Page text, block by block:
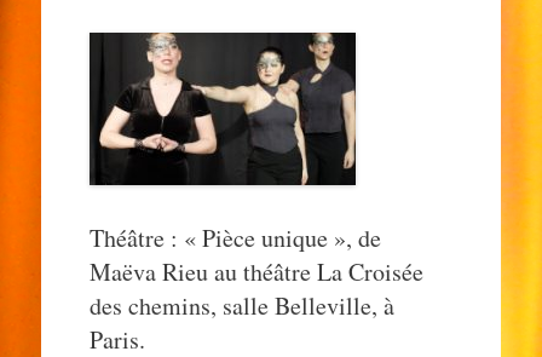
Théâtre : « Pièce unique », de
Maëva Rieu au théâtre La Croisée
des chemins, salle Belleville, à
Paris.